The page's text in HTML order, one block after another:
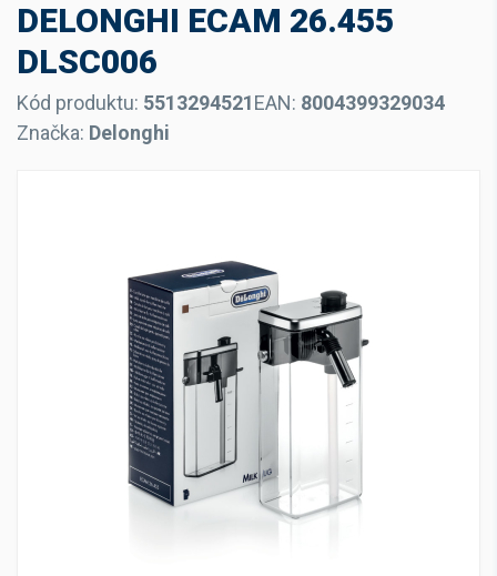
DELONGHI ECAM 26.455
DLSC006
Kód produktu: 5513294521EAN: 8004399329034
Značka: Delonghi